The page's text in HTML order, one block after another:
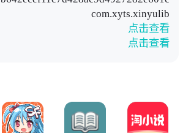
com.xyts.xinyulib
点击查看
点击查看